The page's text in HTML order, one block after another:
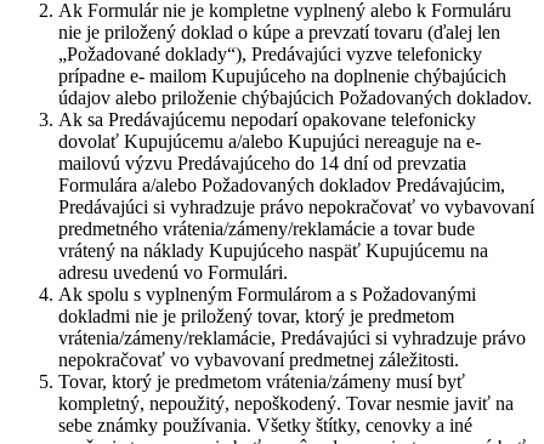
Ak Formulár nie je kompletne vyplnený alebo k Formuláru
nie je priložený doklad o kúpe a prevzatí tovaru (ďalej len
„Požadované doklady“), Predávajúci vyzve telefonicky
prípadne e- mailom Kupujúceho na doplnenie chýbajúcich
údajov alebo priloženie chýbajúcich Požadovaných dokladov.
Ak sa Predávajúcemu nepodarí opakovane telefonicky
dovolať Kupujúcemu a/alebo Kupujúci nereaguje na e-
mailovú výzvu Predávajúceho do 14 dní od prevzatia
Formulára a/alebo Požadovaných dokladov Predávajúcim,
Predávajúci si vyhradzuje právo nepokračovať vo vybavovaní
predmetného vrátenia/zámeny/reklamácie a tovar bude
vrátený na náklady Kupujúceho naspäť Kupujúcemu na
adresu uvedenú vo Formulári.
Ak spolu s vyplneným Formulárom a s Požadovanými
dokladmi nie je priložený tovar, ktorý je predmetom
vrátenia/zámeny/reklamácie, Predávajúci si vyhradzuje právo
nepokračovať vo vybavovaní predmetnej záležitosti.
Tovar, ktorý je predmetom vrátenia/zámeny musí byť
kompletný, nepoužitý, nepoškodený. Tovar nesmie javiť na
sebe známky používania. Všetky štítky, cenovky a iné